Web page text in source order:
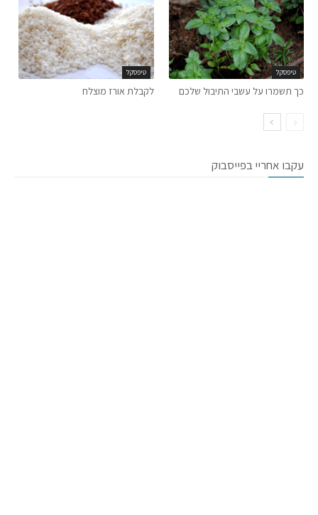
טיפסקל
כך תשמרו על עשבי התיבול שלכם
טיפסקל
לקבלת אורז מוצלח
עקבו אחריי בפייסבוק